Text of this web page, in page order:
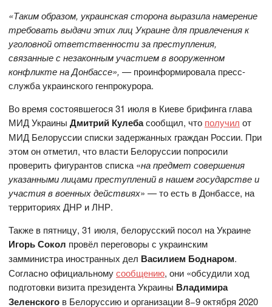
«Таким образом, украинская сторона выразила намерение
требовать выдачи этих лиц Украине для привлечения к
уголовной ответственности за преступления,
связанные с незаконным участием в вооруженном
конфликте на Донбассе», —проинформировала пресс-
служба украинского генпрокурора.
Во время состоявшегося 31 июля в Киеве брифинга глава
МИД УкраиныДмитрий Кулебасообщил, что получил от
МИД Белоруссии списки задержанных граждан России. При
этом он отметил, что власти Белоруссии попросили
проверить фигурантов списка «на предмет совершения
указанными лицами преступлений в нашем государстве и
участия в военных действиях» — то есть в Донбассе, на
территориях ДНР и ЛНР.
Также в пятницу, 31 июля, белорусский посол на Украине
Игорь Сокол провёл переговоры с украинским
замминистра иностранных дел Василием Боднаром.
Согласно официальномусообщению, они «обсудили ход
подготовки визита президента Украины Владимира
Зеленского в Белоруссию и организации 8−9 октября 2020